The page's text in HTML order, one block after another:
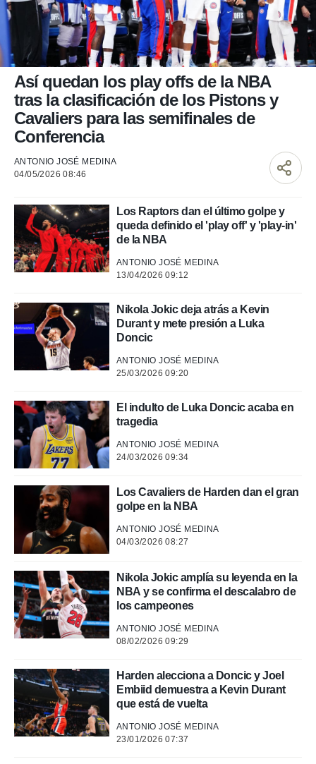
permite
contenido
a la
la
ya sean
nuestros
y análisis
en
así como
perfil
en
más
nuestra
de
disponible
aceptar
de
sitio
de que
sean
ACEPTAR
CONTINUAR
CONFIGURAR
RECHAZAR
Así quedan los play offs de la NBA
tras la clasificación de los Pistons y
Cavaliers para las semifinales de
Conferencia
ANTONIO JOSÉ MEDINA
04/05/2026 08:46
Los Raptors dan el último golpe y
queda definido el 'play off' y 'play-in'
de la NBA
ANTONIO JOSÉ MEDINA
13/04/2026 09:12
Nikola Jokic deja atrás a Kevin
Durant y mete presión a Luka
Doncic
ANTONIO JOSÉ MEDINA
25/03/2026 09:20
El indulto de Luka Doncic acaba en
tragedia
ANTONIO JOSÉ MEDINA
24/03/2026 09:34
Los Cavaliers de Harden dan el gran
golpe en la NBA
ANTONIO JOSÉ MEDINA
04/03/2026 08:27
Nikola Jokic amplía su leyenda en la
NBA y se confirma el descalabro de
los campeones
ANTONIO JOSÉ MEDINA
08/02/2026 09:29
Harden alecciona a Doncic y Joel
Embiid demuestra a Kevin Durant
que está de vuelta
ANTONIO JOSÉ MEDINA
23/01/2026 07:37